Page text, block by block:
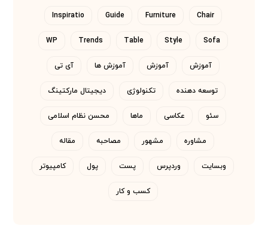
Chair
Furniture
Guide
Inspiratio
Sofa
Style
Table
Trends
WP
آموزش آموزش آموزش ها آی تی
توسعه دهنده تکنولوژی دیجیتال مارکتینگ
سئو عکاسی ماها محسن نظام اسلامی
مشاوره مشهور مصاحبه مقاله
وبسایت وردپرس پست پول کامپیوتر
کسب و کار